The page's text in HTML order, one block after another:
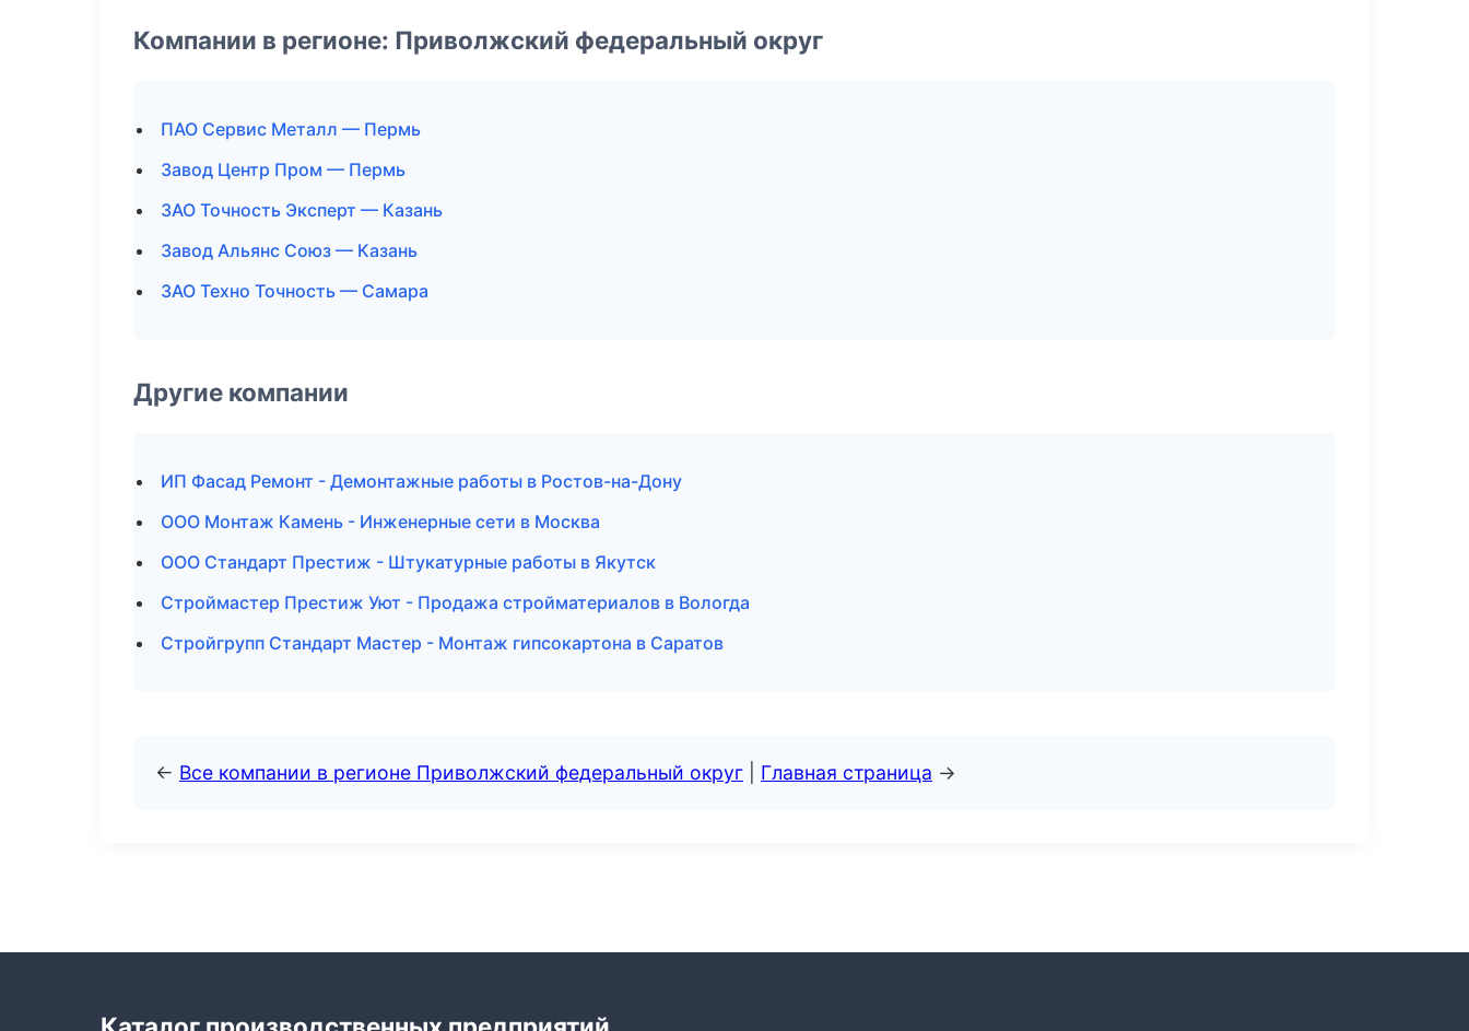
Компании в регионе: Приволжский федеральный округ
ПАО Сервис Металл — Пермь
Завод Центр Пром — Пермь
ЗАО Точность Эксперт — Казань
Завод Альянс Союз — Казань
ЗАО Техно Точность — Самара
Другие компании
ИП Фасад Ремонт - Демонтажные работы в Ростов-на-Дону
ООО Монтаж Камень - Инженерные сети в Москва
ООО Стандарт Престиж - Штукатурные работы в Якутск
Строймастер Престиж Уют - Продажа стройматериалов в Вологда
Стройгрупп Стандарт Мастер - Монтаж гипсокартона в Саратов
← Все компании в регионе Приволжский федеральный округ Главная страница →